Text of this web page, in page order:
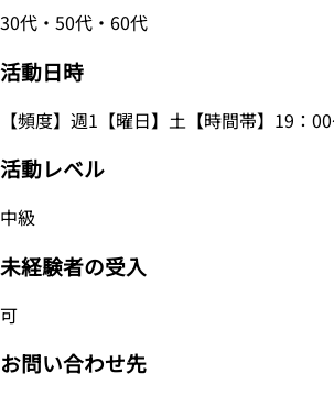
30代・50代・60代
活動日時
【頻度】週1【曜日】土【時間帯】19：
活動レベル
中級
未経験者の受入
可
お問い合わせ先